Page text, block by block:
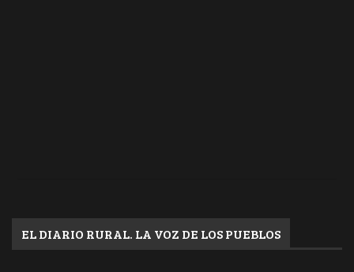
EL DIARIO RURAL. LA VOZ DE LOS PUEBLOS